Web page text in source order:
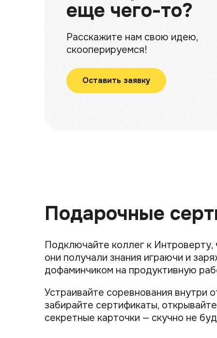
Оставить заявку
Расскажите нам свою идею,
скооперируемся!
еще чего-то?
Подарочные
Подключайте коллег к Интроверту,
они получали знания играючи и
дофаминчиком на продуктивную
Устраивайте соревнования внутри
забирайте сертификаты,
секретные карточки — скучно не